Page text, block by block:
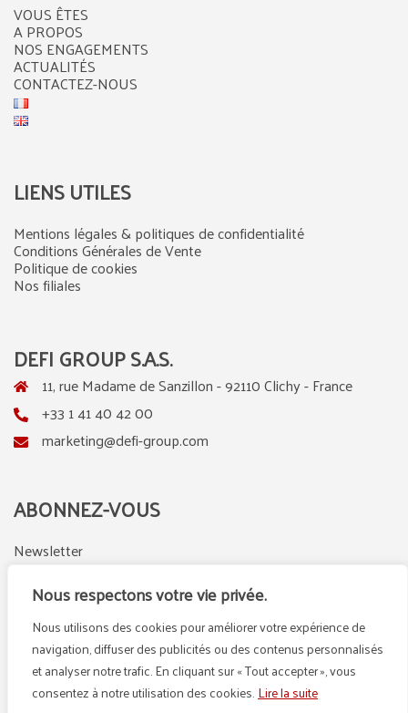
Nous respectons votre vie privée.
Nous utilisons des cookies pour améliorer votre expérience de
navigation, diffuser des publicités ou des contenus personnalisés
et analyser notre trafic. En cliquant sur « Tout accepter », vous
consentez à notre utilisation des cookies.Lire la suite
VOUS ÊTES
A PROPOS
NOS ENGAGEMENTS
ACTUALITÉS
CONTACTEZ-NOUS
LIENS UTILES
Mentions légales & politiques de confidentialité
Conditions Générales de Vente
Politique de cookies
Nos filiales
DEFI GROUP S.A.S.
11, rue Madame de Sanzillon - 92110 Clichy - France
+33 1 41 40 42 00
marketing@defi-group.com
ABONNEZ-VOUS
Newsletter
LinkedIn
Instagram